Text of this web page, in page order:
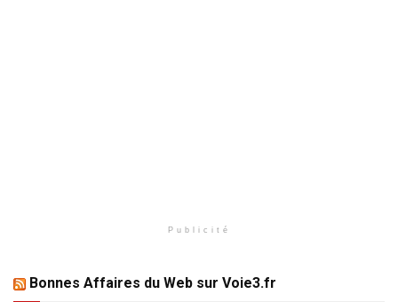
Publicité
Bonnes Affaires du Web sur Voie3.fr